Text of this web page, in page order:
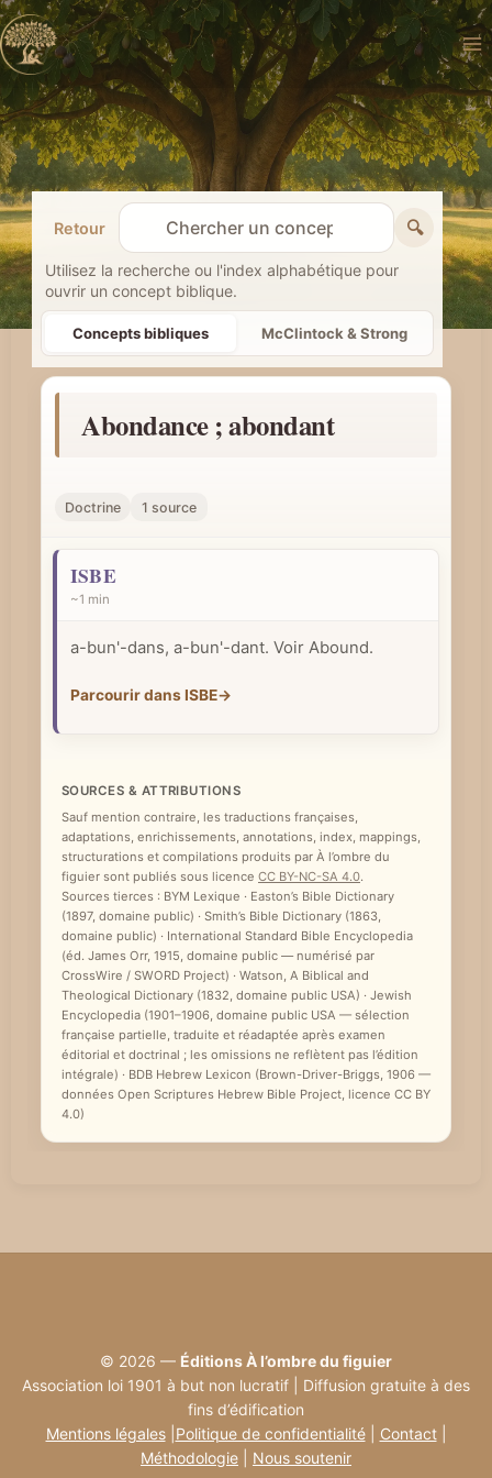
Aller
au
contenu
Retour
R
e
c
h
e
c
r
n
i
b
l
i
q
u
e
🔍
Utilisez la recherche ou l'index alphabétique pour
ouvrir un concept biblique.
Concepts bibliques McClintock & Strong
Abondance ; abondant
Doctrine 1 source
ISBE
~1 min
a-bun'-dans, a-bun'-dant. Voir Abound.
Parcourir dans ISBE→
SOURCES & ATTRIBUTIONS
Sauf mention contraire, les traductions françaises,
adaptations, enrichissements, annotations, index, mappings,
structurations et compilations produits par À l’ombre du
figuier sont publiés sous licence CC BY-NC-SA 4.0.
Sources tierces : BYM Lexique · Easton’s Bible Dictionary
(1897, domaine public) · Smith’s Bible Dictionary (1863,
domaine public) · International Standard Bible Encyclopedia
(éd. James Orr, 1915, domaine public — numérisé par
CrossWire / SWORD Project) · Watson, A Biblical and
Theological Dictionary (1832, domaine public USA) · Jewish
Encyclopedia (1901–1906, domaine public USA — sélection
française partielle, traduite et réadaptée après examen
éditorial et doctrinal ; les omissions ne reflètent pas l’édition
intégrale) · BDB Hebrew Lexicon (Brown-Driver-Briggs, 1906 —
données Open Scriptures Hebrew Bible Project, licence CC BY
4.0)
© 2026 — Éditions À l’ombre du figuier
Association loi 1901 à but non lucratif | Diffusion gratuite à des
fins d’édification
Mentions légales| Politique de confidentialité| Contact|
Méthodologie
Nous soutenir